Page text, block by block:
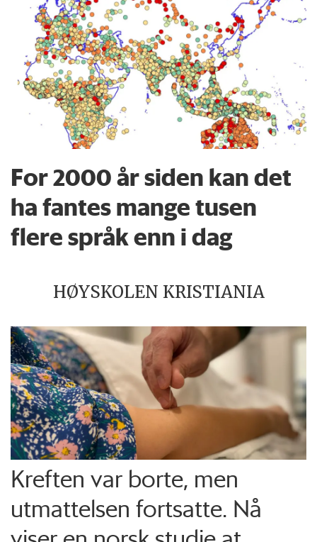
For 2000 år siden kan det
ha fantes mange tusen
flere språk enn i dag
HØYSKOLEN KRISTIANIA
Kreften var borte, men
utmattelsen fortsatte. Nå